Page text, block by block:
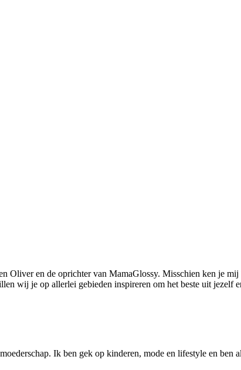
Oliver en de oprichter van MamaGlossy. Misschien ken je
wij je op allerlei gebieden inspireren om het beste uit jezelf
Ik ben gek op kinderen, mode en lifestyle en